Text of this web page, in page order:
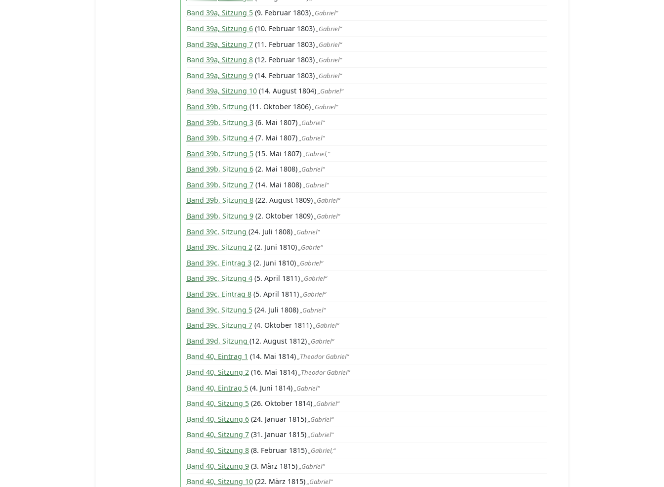
Band 39a, Sitzung 5(9. Februar 1803)„Gabriel“
Band 39a, Sitzung 6(10. Februar 1803)„Gabriel“
Band 39a, Sitzung 7(11. Februar 1803)„Gabriel“
Band 39a, Sitzung 8(12. Februar 1803)„Gabriel“
Band 39a, Sitzung 9(14. Februar 1803)„Gabriel“
Band 39a, Sitzung 10(14. August 1804)„Gabriel“
Band 39b, Sitzung (11. Oktober 1806)„Gabriel“
Band 39b, Sitzung 3(6. Mai 1807)„Gabriel“
Band 39b, Sitzung 4(7. Mai 1807)„Gabriel“
Band 39b, Sitzung 5(15. Mai 1807)„Gabriel,“
Band 39b, Sitzung 6(2. Mai 1808)„Gabriel“
Band 39b, Sitzung 7(14. Mai 1808)„Gabriel“
Band 39b, Sitzung 8(22. August 1809)„Gabriel“
Band 39b, Sitzung 9(2. Oktober 1809)„Gabriel“
Band 39c, Sitzung (24. Juli 1808)„Gabriel“
Band 39c, Sitzung 2(2. Juni 1810)„Gabrie“
Band 39c, Eintrag 3(2. Juni 1810)„Gabriel“
Band 39c, Sitzung 4(5. April 1811)„Gabriel“
Band 39c, Eintrag 8(5. April 1811)„Gabriel“
Band 39c, Sitzung 5(24. Juli 1808)„Gabriel“
Band 39c, Sitzung 7(4. Oktober 1811)„Gabriel“
Band 39d, Sitzung (12. August 1812)„Gabriel“
Band 40, Eintrag 1 (14. Mai 1814)„Theodor Gabriel“
Band 40, Sitzung 2(16. Mai 1814)„Theodor Gabriel“
Band 40, Eintrag 5(4. Juni 1814)„Gabriel“
Band 40, Sitzung 5(26. Oktober 1814)„Gabriel“
Band 40, Sitzung 6(24. Januar 1815)„Gabriel“
Band 40, Sitzung 7(31. Januar 1815)„Gabriel“
Band 40, Sitzung 8(8. Februar 1815)„Gabriel,“
Band 40, Sitzung 9(3. März 1815)„Gabriel“
Band 40, Sitzung 10(22. März 1815)„Gabriel“